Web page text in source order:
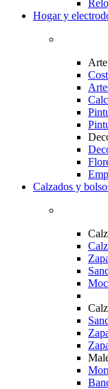
Hogar y
Arte
Calzados y